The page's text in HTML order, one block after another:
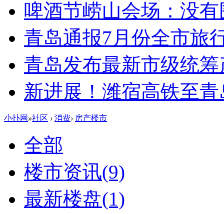
啤酒节崂山会场：没有
青岛通报7月份全市旅
青岛发布最新市级统
新进展！潍宿高铁至
小扑网 »社区 › 消费› 房产楼市
全部
楼市资讯(9)
最新楼盘(1)